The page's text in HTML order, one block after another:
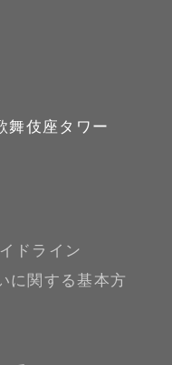
舞伎座タワー
ドライン
に関する基本方